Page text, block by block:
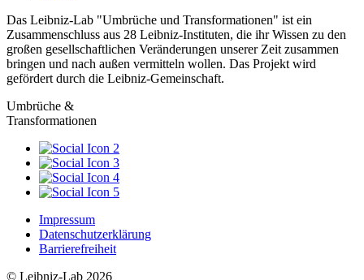
Das Leibniz-Lab "Umbrüche und Transformationen" ist ein
Zusammenschluss aus 28 Leibniz-Instituten, die ihr Wissen zu den
großen gesellschaftlichen Veränderungen unserer Zeit zusammen
bringen und nach außen vermitteln wollen. Das Projekt wird
gefördert durch die Leibniz-Gemeinschaft.
Umbrüche &
Transformationen
Impressum
Datenschutzerklärung
Barrierefreiheit
© Leibniz-Lab 2026